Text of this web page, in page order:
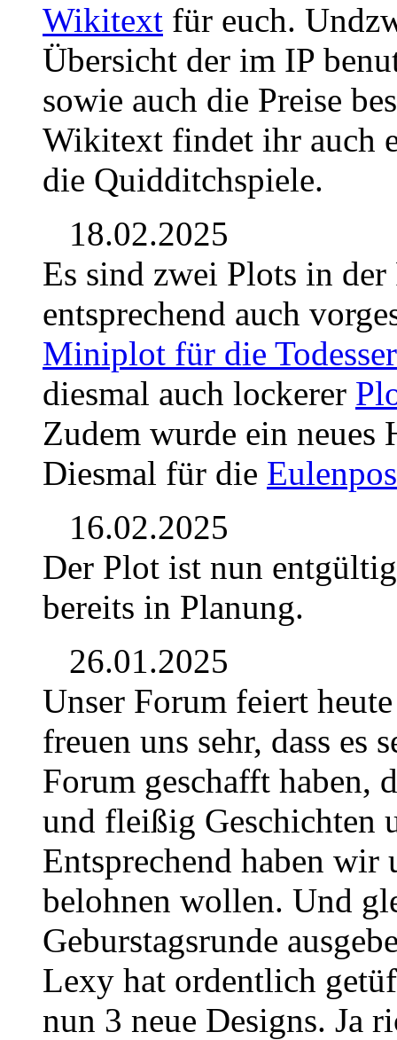
Wikitext für euch.
Übersicht der im IP
sowie auch die Preise
Wikitext findet ihr auch
die Quidditchspiele.
18.02.2025
Es sind zwei Plots in
entsprechend auch
Miniplot für die Todesser
diesmal auch lockerer
Zudem wurde ein
Diesmal für die
16.02.2025
Der Plot ist nun
bereits in Planung.
26.01.2025
Unser Forum feiert
freuen uns sehr, dass es
Forum geschafft haben,
und fleißig Geschichten
Entsprechend haben wir
belohnen wollen. Und
Geburstagsrunde
Lexy hat ordentlich
nun 3 neue Designs. Ja